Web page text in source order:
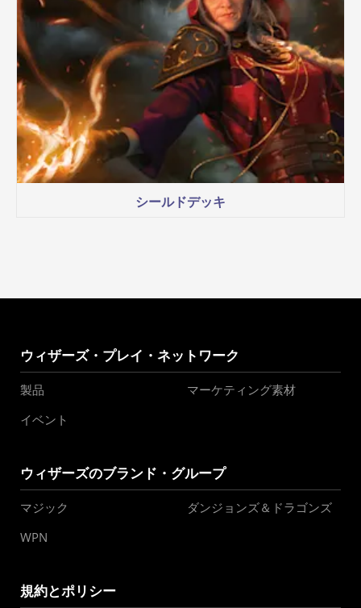
シールドデッキ
ウィザーズ・プレイ・ネットワーク
製品
マーケティング素材
イベント
ウィザーズのブランド・グループ
マジック
ダンジョンズ＆ドラゴンズ
WPN
規約とポリシー